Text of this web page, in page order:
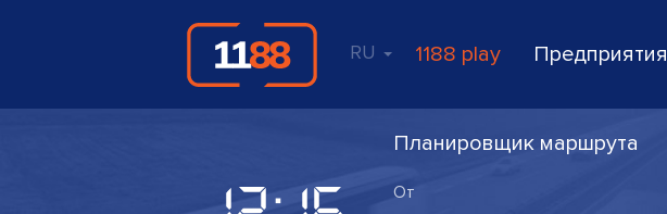
RU 1188 play Предприятия
Планировщик маршрута